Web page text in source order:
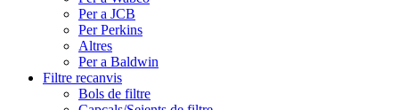
Per a JCB
Per Perkins
Altres
Per a Baldwin
Filtre recanvis
Bols de filtre